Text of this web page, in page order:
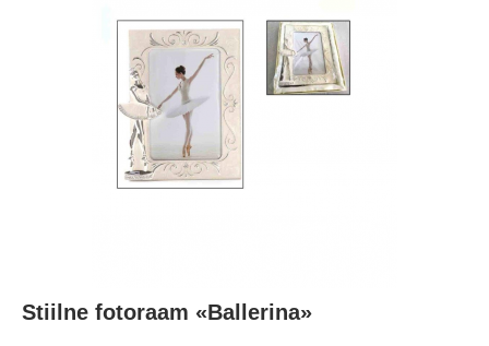
Stiilne fotoraam «Ballerina»